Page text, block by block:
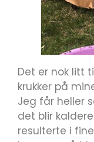
Det er nok litt
krukker på
Jeg får heller
det blir
resulterte i